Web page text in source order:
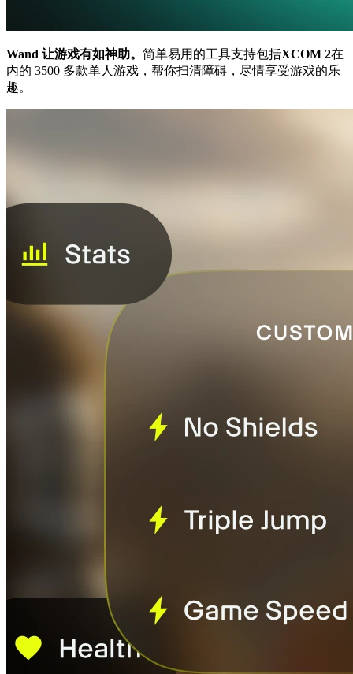
Wand 让游戏有如神助。 简单易用的工具支持包括XCOM 2在
内的 3500 多款单人游戏，帮你扫清障碍，尽情享受游戏的乐
趣。